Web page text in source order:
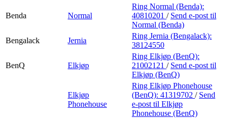
Benda Normal
Ring Normal (Benda):
40810201 / Send e-post til
Normal (Benda)
Bengalack
Jernia
Ring Jernia (Bengalack):
38124550
BenQ Elkjøp
Ring Elkjøp (BenQ):
21002121 / Send e-post til
Elkjøp (BenQ)
Elkjøp
Phonehouse
Ring Elkjøp Phonehouse
(BenQ): 41319702 / Send
e-post til Elkjøp
Phonehouse (BenQ)